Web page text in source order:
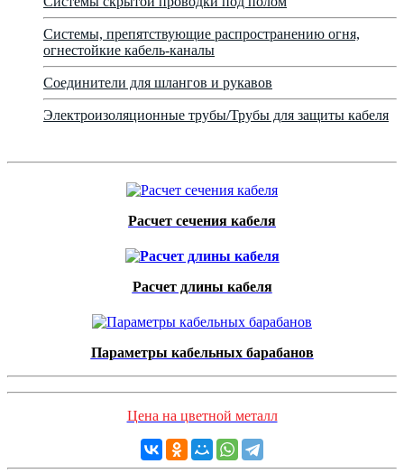
Системы, препятствующие распространению огня,
огнестойкие кабель-каналы
Соединители для шлангов и рукавов
Электроизоляционные трубы/Трубы для защиты кабеля
Расчет сечения кабеля
Расчет длины кабеля
Параметры кабельных барабанов
Цена на цветной металл